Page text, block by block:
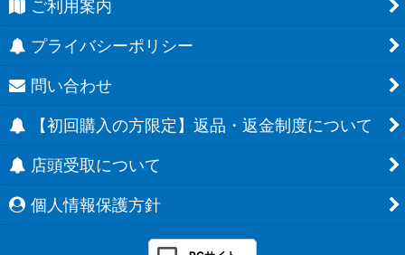
ご利用案内
プライバシーポリシー
問い合わせ
【初回購入の方限定】返品・返金制度について
店頭受取について
個人情報保護方針